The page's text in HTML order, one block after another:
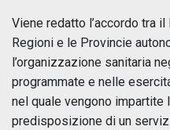
Viene redatto l’accordo tra
Regioni e le Provincie
l’organizzazione sanitaria
programmate e nelle
nel quale vengono
predisposizione di un